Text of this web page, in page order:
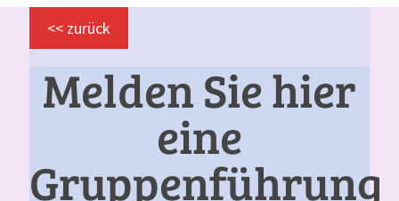
<< zurück
Melden Sie hier
eine
Gruppenführung